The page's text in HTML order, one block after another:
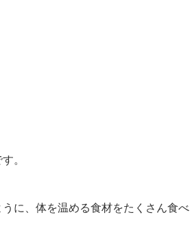
。
に、体を温める食材をたくさん食べ